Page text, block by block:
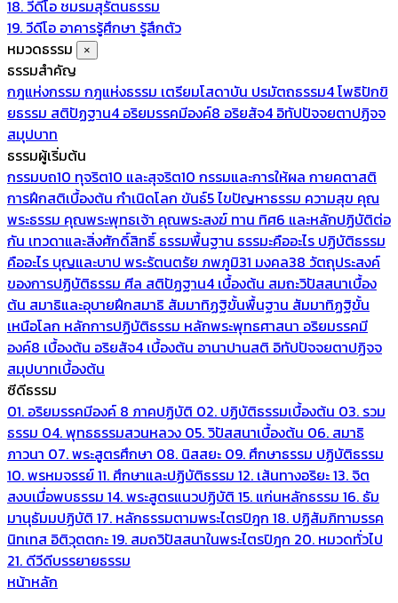
18. วีดีโอ ชมรมสุรัตนธรรม
19. วีดีโอ อาคารรู้ศึกษา รู้สึกตัว
หมวดธรรม
×
ธรรมสำคัญ
กฎแห่งกรรม กฎแห่งธรรม เตรียมโสดาบัน ปรมัตถธรรม4โพธิปักขิ
ยธรรม สติปัฏฐาน4 อริยมรรคมีองค์8 อริยสัจ4 อิทัปปัจจยตาปฏิจจ
สมุปบาท
ธรรมผู้เริ่มต้น
กรรมบถ10 ทุจริต10 และสุจริต10 กรรมและการให้ผล กายคตาสติ
การฝึกสติเบื้องต้น กำเนิดโลก ขันธ์5ไขปัญหาธรรม ความสุข คุณ
พระธรรม คุณพระพุทธเจ้า คุณพระสงฆ์ ทาน ทิศ6 และหลักปฏิบัติต่อ
กัน เทวดาและสิ่งศักดิ์สิทธิ์ธรรมพื้นฐาน ธรรมะคืออะไร ปฏิบัติธรรม
คืออะไร บุญและบาป พระรัตนตรัย ภพภูมิ31 มงคล38 วัตถุประสงค์
ของการปฏิบัติธรรม ศีล สติปัฏฐาน4 เบื้องต้น สมถะวิปัสสนาเบื้อง
ต้น สมาธิและอุบายฝึกสมาธิ สัมมาทิฏฐิขั้นพื้นฐาน สัมมาทิฏฐิขั้น
เหนือโลก หลักการปฏิบัติธรรม หลักพระพุทธศาสนา อริยมรรคมี
องค์8 เบื้องต้น อริยสัจ4 เบื้องต้น อานาปานสติ อิทัปปัจจยตาปฏิจจ
สมุปบาทเบื้องต้น
ซีดีธรรม
01. อริยมรรคมีองค์ 8 ภาคปฏิบัติ 02. ปฏิบัติธรรมเบื้องต้น 03. รวม
ธรรม 04. พุทธธรรมสวนหลวง 05. วิปัสสนาเบื้องต้น 06. สมาธิ
ภาวนา 07. พระสูตรศึกษา 08. นิสสยะ 09. ศึกษาธรรม ปฏิบัติธรรม
10. พรหมจรรย์11. ศึกษาและปฏิบัติธรรม 12. เส้นทางอริยะ13. จิต
สงบเมื่อพบธรรม 14. พระสูตรแนวปฏิบัติ 15. แก่นหลักธรรม 16. ธัม
มานุธัมมปฏิบัติ 17. หลักธรรมตามพระไตรปิฎก 18. ปฏิสัมภิทามรรค
นิทเทส อิติวุตตกะ19. สมถวิปัสสนาในพระไตรปิฎก 20. หมวดทั่วไป
21. ดีวีดีบรรยายธรรม
หน้าหลัก